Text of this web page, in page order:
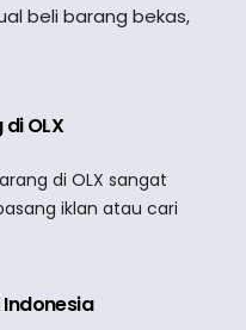
beli barang bekas,
OLX
di OLX sangat
iklan atau cari
Indonesia